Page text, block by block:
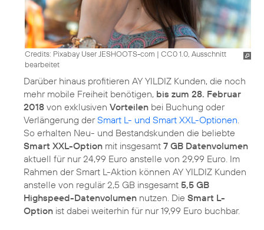
Credits: Pixabay User JESHOOTS-com | CC0 1.0, Ausschnitt
bearbeitet
Darüber hinaus profitieren AY YILDIZ Kunden, die noch
mehr mobile Freiheit benötigen, bis zum 28. Februar
2018 von exklusiven Vorteilen bei Buchung oder
Verlängerung derSmart L- und Smart XXL-Optionen.
So erhalten Neu- und Bestandskunden die beliebte
Smart XXL-Option mit insgesamt 7 GB Datenvolumen
aktuell für nur 24,99 Euro anstelle von 29,99 Euro. Im
Rahmen der Smart L-Aktion können AY YILDIZ Kunden
anstelle von regulär 2,5 GB insgesamt 5,5 GB
Highspeed-Datenvolumen nutzen. Die Smart L-
Option ist dabei weiterhin für nur 19,99 Euro buchbar.